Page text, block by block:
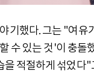
기했다. 그는 "여유
수 있는 것'이 충
을 적절하게 섞었다"